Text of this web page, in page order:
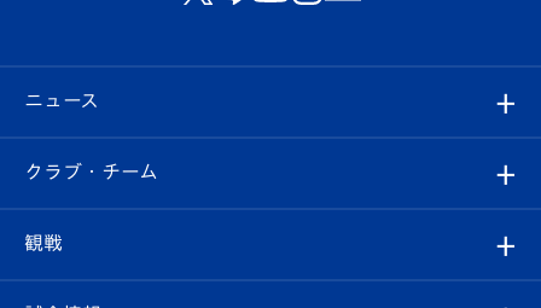
ニュース
すべて
クラブ
クラブ・チーム
観戦